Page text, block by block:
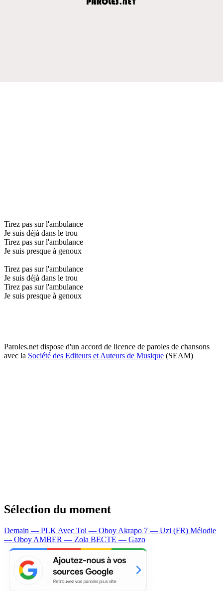
Tirez pas sur l'ambulance
Je suis déjà dans le trou
Tirez pas sur l'ambulance
Je suis presque à genoux
Tirez pas sur l'ambulance
Je suis déjà dans le trou
Tirez pas sur l'ambulance
Je suis presque à genoux
Paroles.net dispose d'un accord de licence de paroles de chansons
avec la Société des Editeurs et Auteurs de Musique (SEAM)
Sélection du moment
Demain — PLK Avec Toi — Oboy Akrapo 7 — Uzi (FR) Mélodie
— Oboy AMBER — Zola BECTE — Gazo